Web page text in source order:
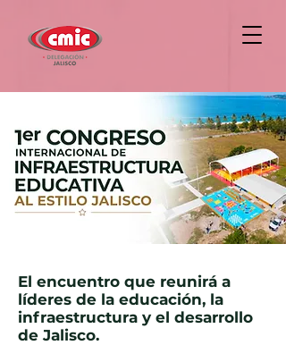
El encuentro que reunirá a
líderes de la educación, la
infraestructura y el desarrollo
de Jalisco.